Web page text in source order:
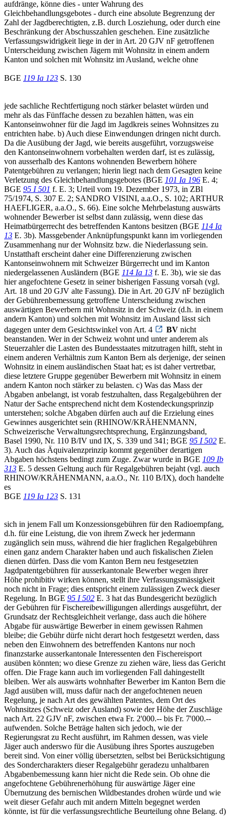
aufdränge, könne dies - unter Wahrung des
Gleichbehandlungsgebotes - durch eine absolute Begrenzung der
Zahl der Jagdberechtigten, z.B. durch Losziehung, oder durch eine
Beschränkung der Abschusszahlen geschehen. Eine zusätzliche
Verfassungswidrigkeit liege in der in Art. 20 GJV nF getroffenen
Unterscheidung zwischen Jägern mit Wohnsitz in einem andern
Kanton und solchen mit Wohnsitz im Ausland, welche ohne
BGE 119 Ia 123 S. 130
jede sachliche Rechtfertigung noch stärker belastet würden und
mehr als das Fünffache dessen zu bezahlen hätten, was ein
Kantonseinwohner für die Jagd im Jagdkreis seines Wohnsitzes zu
entrichten habe. b) Auch diese Einwendungen dringen nicht durch.
Da die Ausübung der Jagd, wie bereits ausgeführt, vorzugsweise
den Kantonseinwohnern vorbehalten werden darf, ist es zulässig,
von ausserhalb des Kantons wohnenden Bewerbern höhere
Patentgebühren zu verlangen; hierin liegt nach dem Gesagten keine
Verletzung des Gleichbehandlungsgebotes (BGE 101 Ia 196 E. 4;
BGE 95 I 501 f. E. 3; Urteil vom 19. Dezember 1973, in ZBl
75/1974, S. 307 E. 2; SANDRO VISINI, a.a.O., S. 102; ARTHUR
HAEFLIGER, a.a.O., S. 66). Eine solche Mehrbelastung auswärts
wohnender Bewerber ist selbst dann zulässig, wenn diese das
Heimatbürgerrecht des betreffenden Kantons besitzen (BGE 114 Ia
13 E. 3b). Massgebender Anknüpfungspunkt kann im vorliegenden
Zusammenhang nur der Wohnsitz bzw. die Niederlassung sein.
Unstatthaft erscheint daher eine Differenzierung zwischen
Kantonseinwohnern mit Schweizer Bürgerrecht und im Kanton
niedergelassenen Ausländern (BGE 114 Ia 13 f. E. 3b), wie sie das
hier angefochtene Gesetz in seiner bisherigen Fassung vorsah (vgl.
Art. 18 und 20 GJV alte Fassung). Die in Art. 20 GJV nF bezüglich
der Gebührenbemessung getroffene Unterscheidung zwischen
auswärtigen Bewerbern mit Wohnsitz in der Schweiz (d.h. in einem
andern Kanton) und solchen mit Wohnsitz im Ausland lässt sich
dagegen unter dem Gesichtswinkel von Art. 4
BV nicht
beanstanden. Wer in der Schweiz wohnt und unter anderem als
Steuerzahler die Lasten des Bundesstaates mitzutragen hilft, steht in
einem anderen Verhältnis zum Kanton Bern als derjenige, der seinen
Wohnsitz in einem ausländischen Staat hat; es ist daher vertretbar,
diese letztere Gruppe gegenüber Bewerbern mit Wohnsitz in einem
andern Kanton noch stärker zu belasten. c) Was das Mass der
Abgaben anbelangt, ist vorab festzuhalten, dass Regalgebühren der
Natur der Sache entsprechend nicht dem Kostendeckungsprinzip
unterstehen; solche Abgaben dürfen auch auf die Erzielung eines
Gewinnes ausgerichtet sein (RHINOW/KRÄHENMANN,
Schweizerische Verwaltungsrechtsprechung, Ergänzungsband,
Basel 1990, Nr. 110 B/IV und IX, S. 339 und 341; BGE 95 I 502 E.
3). Auch das Äquivalenzprinzip kommt gegenüber derartigen
Abgaben höchstens bedingt zum Zuge. Zwar wurde in BGE 109 Ib
313 E. 5 dessen Geltung auch für Regalgebühren bejaht (vgl. auch
RHINOW/KRÄHENMANN, a.a.O., Nr. 110 B/IX), doch handelte
es
BGE 119 Ia 123 S. 131
sich in jenem Fall um Konzessionsgebühren für den Radioempfang,
d.h. für eine Leistung, die von ihrem Zweck her jedermann
zugänglich sein muss, während die hier fraglichen Regalgebühren
einen ganz andern Charakter haben und auch fiskalischen Zielen
dienen dürfen. Dass die vom Kanton Bern neu festgesetzten
Jagdpatentgebühren für ausserkantonale Bewerber wegen ihrer
Höhe prohibitiv wirken können, stellt ihre Verfassungsmässigkeit
noch nicht in Frage; dies entspricht einem zulässigen Zweck dieser
Regelung. In BGE 95 I 502 E. 3 hat das Bundesgericht bezüglich
der Gebühren für Fischereibewilligungen allerdings ausgeführt, der
Grundsatz der Rechtsgleichheit verlange, dass auch die höhere
Abgabe für auswärtige Bewerber in einem gewissen Rahmen
bleibe; die Gebühr dürfe nicht derart hoch festgesetzt werden, dass
neben den Einwohnern des betreffenden Kantons nur noch
finanzstarke ausserkantonale Interessenten den Fischereisport
ausüben könnten; wo diese Grenze zu ziehen wäre, liess das Gericht
offen. Die Frage kann auch im vorliegenden Fall dahingestellt
bleiben. Wer als auswärts wohnhafter Bewerber im Kanton Bern die
Jagd ausüben will, muss dafür nach der angefochtenen neuen
Regelung, je nach Art des gewählten Patentes, dem Ort des
Wohnsitzes (Schweiz oder Ausland) sowie der Höhe der Zuschläge
nach Art. 22 GJV nF, zwischen etwa Fr. 2'000.-- bis Fr. 7'000.--
aufwenden. Solche Beträge halten sich jedoch, wie der
Regierungsrat zu Recht ausführt, im Rahmen dessen, was viele
Jäger auch anderswo für die Ausübung ihres Sportes auszugeben
bereit sind. Von einer völlig übersetzten, selbst bei Berücksichtigung
des Sondercharakters dieser Regalgebühr geradezu unhaltbaren
Abgabenbemessung kann hier nicht die Rede sein. Ob ohne die
angefochtene Gebührenerhöhung für auswärtige Jäger eine
Übernutzung des bernischen Wildbestandes drohen würde und wie
weit dieser Gefahr auch mit andern Mitteln begegnet werden
könnte, ist für die verfassungsrechtliche Beurteilung ohne Belang. d)